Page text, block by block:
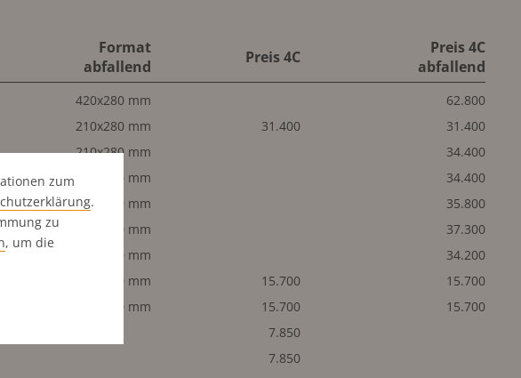
Format
abfallend
Preis 4C
Preis 4C
abfallend
420x280 mm
62.800
210x280 mm 31.400
31.400
210x280 mm
34.400
210x280 mm
34.400
210x280 mm
35.800
210x280 mm
37.300
210x280 mm
34.200
210x140 mm 15.700
15.700
105x280 mm 15.700
15.700
7.850
7.850
zum
.
zu
, um die